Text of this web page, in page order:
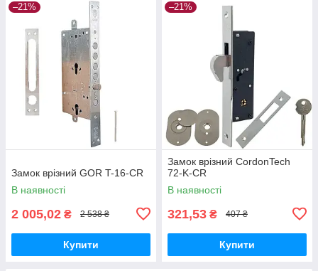
–21%
Замок врізний GOR T-16-CR
В наявності
2 005,02 ₴ 2 538 ₴
Купити
–21%
Замок врізний CordonTech
72-K-CR
В наявності
321,53 ₴ 407 ₴
Купити